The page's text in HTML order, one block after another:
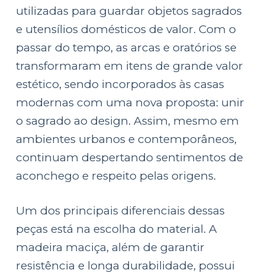
utilizadas para guardar objetos sagrados
e utensílios domésticos de valor. Com o
passar do tempo, as arcas e oratórios se
transformaram em itens de grande valor
estético, sendo incorporados às casas
modernas com uma nova proposta: unir
o sagrado ao design. Assim, mesmo em
ambientes urbanos e contemporâneos,
continuam despertando sentimentos de
aconchego e respeito pelas origens.
Um dos principais diferenciais dessas
peças está na escolha do material. A
madeira maciça, além de garantir
resistência e longa durabilidade, possui